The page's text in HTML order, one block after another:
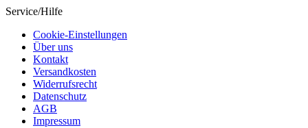
Service/Hilfe
Cookie-Einstellungen
Über uns
Kontakt
Versandkosten
Widerrufsrecht
Datenschutz
AGB
Impressum